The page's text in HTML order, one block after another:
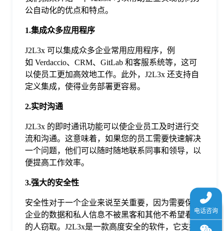
公自动化的优点和特点。
1.集成众多应用程序
J2L3x 可以集成众多企业常用应用程序，例
如 Verdaccio、CRM、GitLab 和客服系统等，这可
以使员工更加高效地工作。此外，J2L3x 还支持自
定义集成，使得业务部署更容易。
2.实时沟通
J2L3x 的即时通讯功能可以使企业员工及时进行交
流和沟通。这意味着，如果您的员工需要快速解决
一个问题，他们可以随时随地联系同事和领导，以
便提高工作效率。
3.强大的安全性
安全性对于一个企业来说至关重要，因为需要保护
企业的数据和私人信息不被黑客和其他不希望看到
的人窃取。J2L3x是一款高度安全的软件，它支持